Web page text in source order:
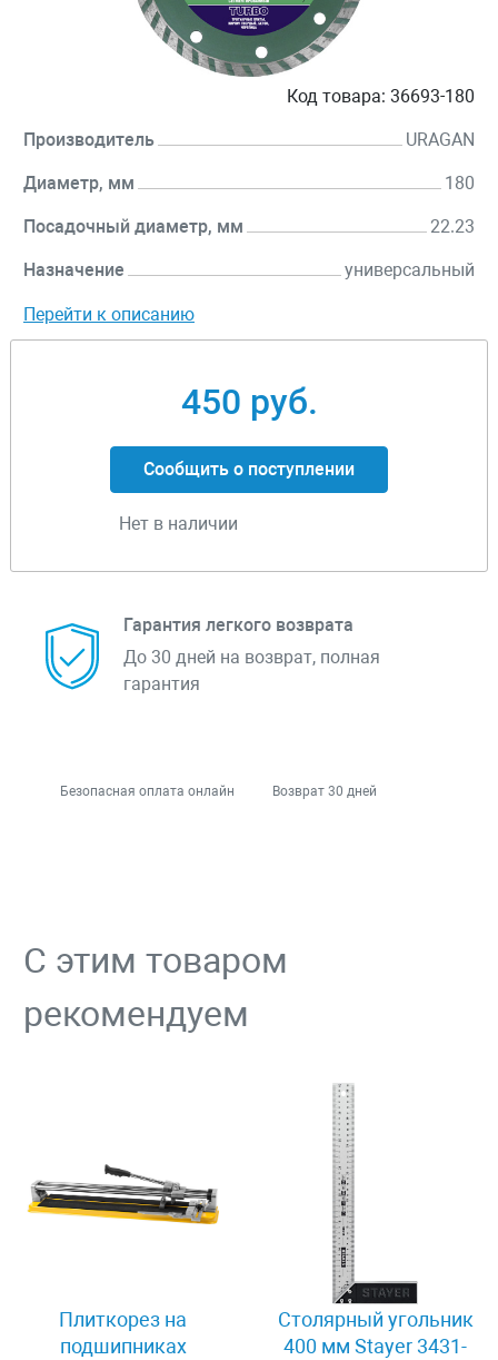
Код товара: 36693-180
Производитель URAGAN
Диаметр, мм 180
Посадочный диаметр, мм 22.23
Назначение универсальный
Перейти к описанию
450 руб.
Сообщить о поступлении
Нет в наличии
Гарантия легкого возврата
До 30 дней на возврат, полная
гарантия
Безопасная оплата онлайн Возврат 30 дней
С этим товаром
рекомендуем
Плиткорез на
подшипниках
Столярный угольник
400 мм Stayer 3431-